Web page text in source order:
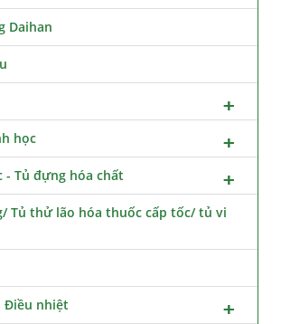
Daihan
học
- Tủ đựng hóa chất
Tủ thử lão hóa thuốc cấp tốc/ tủ vi
Điều nhiệt